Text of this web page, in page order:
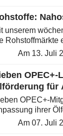
US-
unserem
Rohstoffmärkte
die
Am 13. Juli
OPEC+-
für
OPEC+-Mitglieder
ihrer
pro Tag
Am 07. Juli